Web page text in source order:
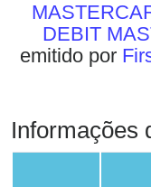
API
BIN
Generator
Checker
v2
DEBIT
emitido por
Informações